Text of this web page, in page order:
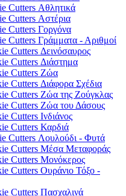
Cutters Αθλητικά
Cutters Αστέρια
Cutters Γοργόνα
Cutters Γράμματα - Αριθμοί
Cutters Δεινόσαυρος
Cutters Διάστημα
Cutters Ζώα
Cutters Διάφορα Σχέδια
Cutters Ζώα της Ζούγκλας
Cutters Ζώα του Δάσους
Cutters Ινδιάνος
Cutters Καρδιά
Cutters Λουλούδι - Φυτά
Cutters Μέσα Μεταφοράς
Cutters Μονόκερος
Cutters Ουράνιο Τόξο -
Cutters Πασχαλινά